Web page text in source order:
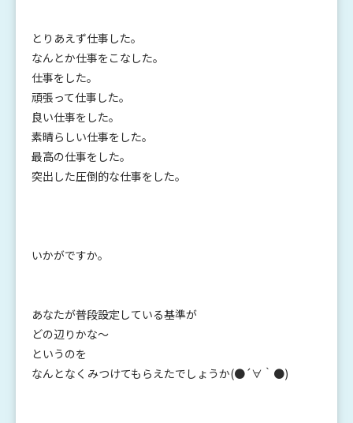
とりあえず仕事した。
なんとか仕事をこなした。
仕事をした。
頑張って仕事した。
良い仕事をした。
素晴らしい仕事をした。
最高の仕事をした。
突出した圧倒的な仕事をした。
いかがですか。
あなたが普段設定している基準が
どの辺りかな〜
というのを
なんとなくみつけてもらえたでしょうか(●´∀｀●)